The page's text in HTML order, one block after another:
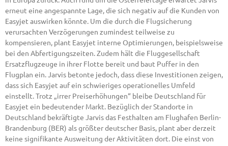
erneut eine angespannte Lage, die sich negativ auf die Kunden von
Easyjet auswirken könnte. Um die durch die Flugsicherung
verursachten Verzögerungen zumindest teilweise zu
kompensieren, plant Easyjet interne Optimierungen, beispielsweise
bei den Abfertigungszeiten. Zudem hält die Fluggesellschaft
Ersatzflugzeuge in ihrer Flotte bereit und baut Puffer in den
Flugplan ein. Jarvis betonte jedoch, dass diese Investitionen zeigen,
dass sich Easyjet auf ein schwieriges operationelles Umfeld
einstellt. Trotz „irrer Preiserhöhungen“ bleibe Deutschland für
Easyjet ein bedeutender Markt. Bezüglich der Standorte in
Deutschland bekräftigte Jarvis das Festhalten am Flughafen Berlin-
Brandenburg (BER) als größter deutscher Basis, plant aber derzeit
keine signifikante Ausweitung der Aktivitäten dort. Die einst von